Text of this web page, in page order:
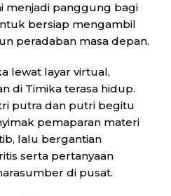
menjadi panggung bagi
bersiap mengambil
peradaban masa depan.
lewat layar virtual,
di Timika terasa hidup.
putra dan putri begitu
pemaparan materi
lalu bergantian
serta pertanyaan
di pusat.